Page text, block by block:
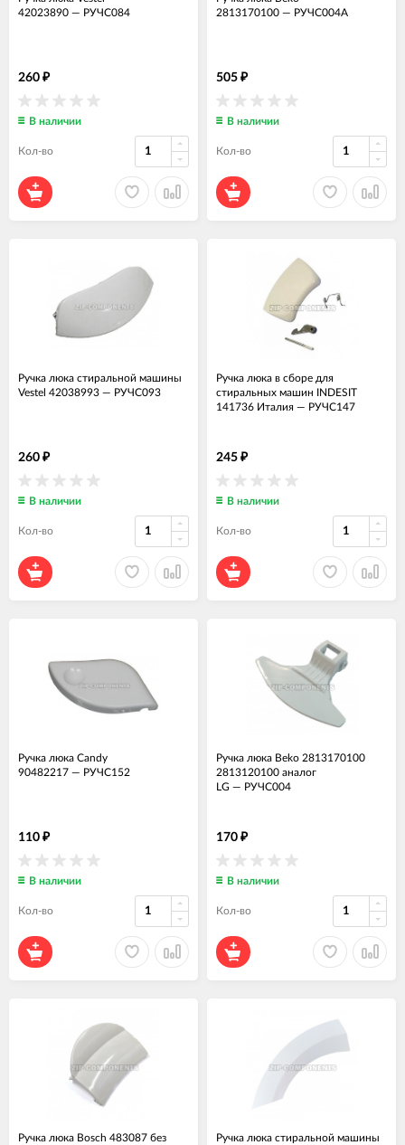
42023890 — РУЧС084
260 ₽
В наличии
Кол-во
2813170100 — РУЧС004А
505 ₽
В наличии
Кол-во
Ручка люка стиральной машины
Vestel 42038993 — РУЧС093
260 ₽
В наличии
Кол-во
Ручка люка в сборе для
стиральных машин INDESIT
141736 Италия — РУЧС147
245 ₽
В наличии
Кол-во
Ручка люка Candy
90482217 — РУЧС152
110 ₽
В наличии
Кол-во
Ручка люка Beko 2813170100
2813120100 аналог
LG — РУЧС004
170 ₽
В наличии
Кол-во
Ручка люка Bosch 483087 без
Ручка люка стиральной машины